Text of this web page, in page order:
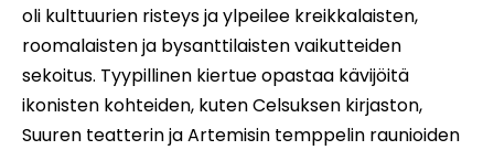
oli kulttuurien risteys ja ylpeilee kreikkalaisten,
roomalaisten ja bysanttilaisten vaikutteiden
sekoitus. Tyypillinen kiertue opastaa kävijöitä
ikonisten kohteiden, kuten Celsuksen kirjaston,
Suuren teatterin ja Artemisin temppelin raunioiden